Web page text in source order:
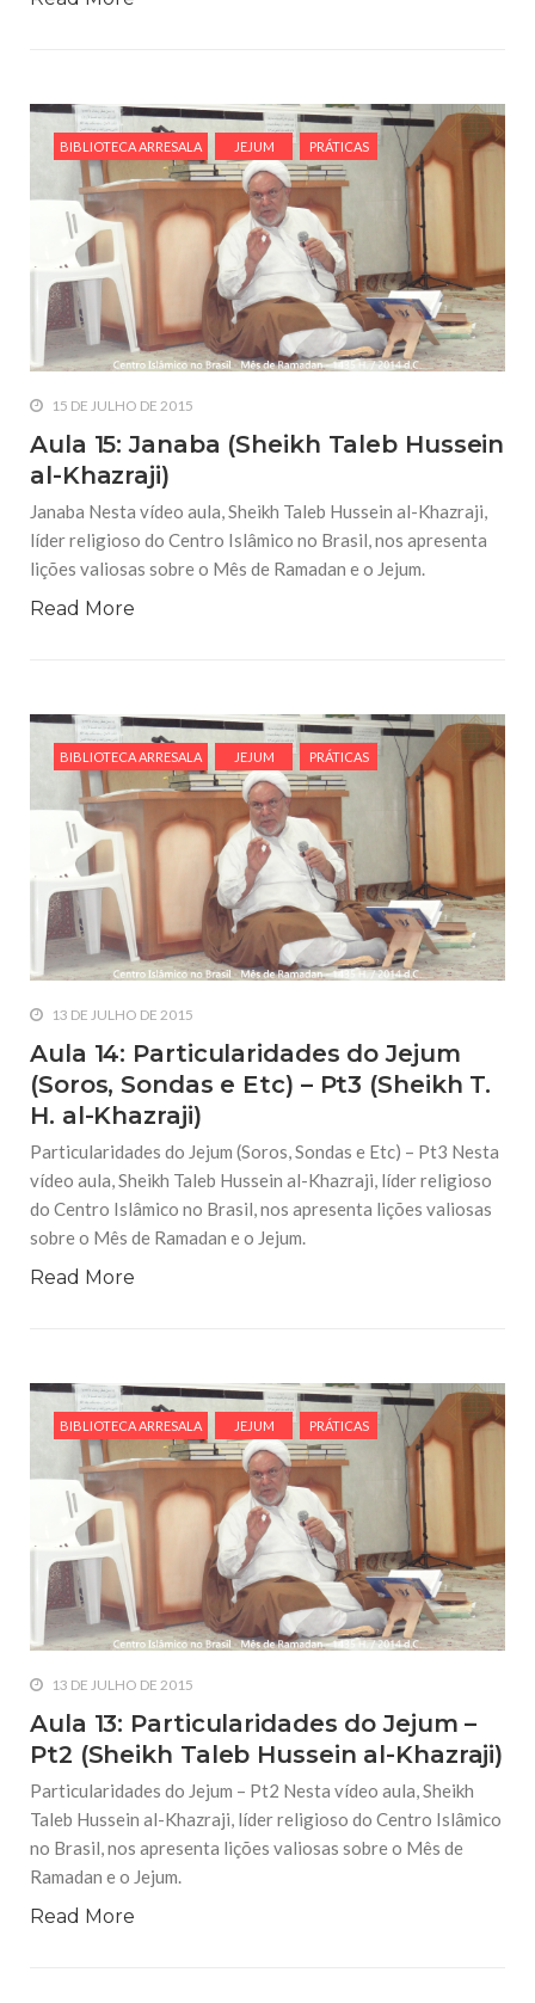
BIBLIOTECA ARRESALA JEJUM PRÁTICAS
15 DE JULHO DE 2015
Aula 15: Janaba (Sheikh Taleb Hussein
al-Khazraji)
Janaba Nesta vídeo aula, Sheikh Taleb Hussein al-Khazraji,
líder religioso do Centro Islâmico no Brasil, nos apresenta
lições valiosas sobre o Mês de Ramadan e o Jejum.
Read More
BIBLIOTECA ARRESALA JEJUM PRÁTICAS
13 DE JULHO DE 2015
Aula 14: Particularidades do Jejum
(Soros, Sondas e Etc) – Pt3 (Sheikh T.
H. al-Khazraji)
Particularidades do Jejum (Soros, Sondas e Etc) – Pt3 Nesta
vídeo aula, Sheikh Taleb Hussein al-Khazraji, líder religioso
do Centro Islâmico no Brasil, nos apresenta lições valiosas
sobre o Mês de Ramadan e o Jejum.
Read More
BIBLIOTECA ARRESALA JEJUM PRÁTICAS
13 DE JULHO DE 2015
Aula 13: Particularidades do Jejum –
Pt2 (Sheikh Taleb Hussein al-Khazraji)
Particularidades do Jejum – Pt2 Nesta vídeo aula, Sheikh
Taleb Hussein al-Khazraji, líder religioso do Centro Islâmico
no Brasil, nos apresenta lições valiosas sobre o Mês de
Ramadan e o Jejum.
Read More